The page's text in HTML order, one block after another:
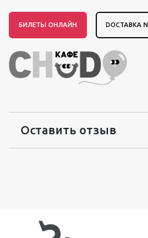
БИЛЕТЫ ОНЛАЙН DОСТАВКА
Оставить отзыв
EN CH